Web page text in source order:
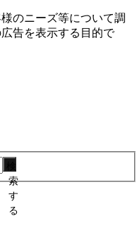
のニーズ等について調
告を表⽰する⽬的で
索
す
る